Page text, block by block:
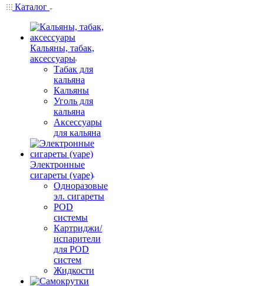
Каталог
Кальяны, табак,
аксессуары
Табак для
кальяна
Кальяны
Уголь для
кальяна
Аксессуары
для кальяна
Электронные
сигареты (vape)
Одноразовые
эл. сигареты
POD
системы
Картриджи/
испарители
для POD
систем
Жидкости